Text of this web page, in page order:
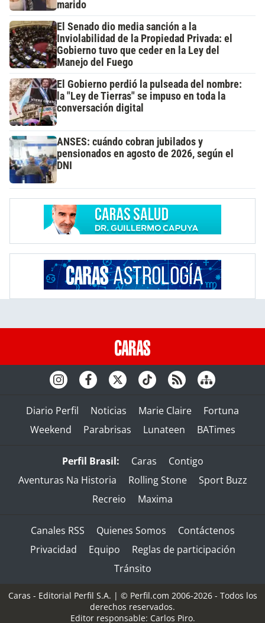
marido
El Senado dio media sanción a la
Inviolabilidad de la Propiedad Privada: el
Gobierno tuvo que ceder en la Ley del
Manejo del Fuego
El Gobierno perdió la pulseada del nombre:
la "Ley de Tierras" se impuso en toda la
conversación digital
ANSES: cuándo cobran jubilados y
pensionados en agosto de 2026, según el
DNI
Diario Perfil Noticias Marie Claire
Fortuna
Weekend
Parabrisas Lunateen BATimes
Perfil Brasil: Caras
Contigo
Aventuras Na Historia
Rolling Stone
Sport Buzz
Recreio
Maxima
Canales RSS Quienes Somos
Contáctenos
Privacidad
Equipo
Reglas de participación
Tránsito
Caras - Editorial Perfil S.A. | © Perfil.com 2006-2026 - Todos los
derechos reservados.
Editor responsable: Carlos Piro.